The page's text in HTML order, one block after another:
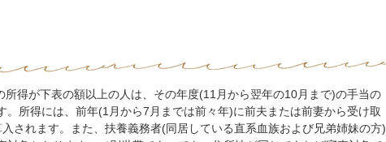
得が下表の額以上の人は、その年度(11月から翌年の10月まで)の手当の
。所得には、前年(1月から7月までは前々年)に前夫または前妻から受け取
されます。また、扶養義務者(同居している直系血族および兄弟姉妹の方)